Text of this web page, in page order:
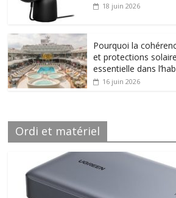
18 juin 2026
Pourquoi la
et protections
essentielle dans
16 juin 2026
Ordi et matériel